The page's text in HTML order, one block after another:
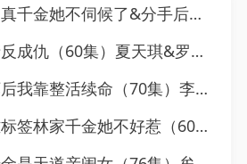
了&分手后真千金她不伺候了（67集）肖琳&刘小龙
仇（60集）夏天琪&罗梓铭
整活续命（70集）李蒲赫＆王添羽
千金她不好惹（60集）庄汐玥&桑岂